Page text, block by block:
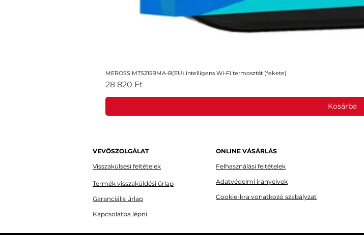
MEROSS MTS215BMA-B(EU) intelligens Wi-Fi termosztát (fekete)
Ár
28 820 Ft
Kosárba
VEVŐSZOLGÁLAT
Visszakülsesi feltételek
Termék visszaküldési űrlap
Garanciális űrlap
Kapcsolatba lépni
ONLINE VÁSÁRLÁS
Felhasználási feltételek
Adatvédelmi irányelvek
Cookie-kra vonatkozó szabályzat